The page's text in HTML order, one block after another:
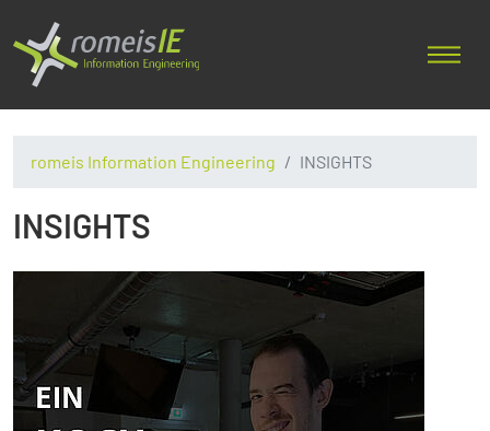
romeis Information Engineering INSIGHTS
INSIGHTS